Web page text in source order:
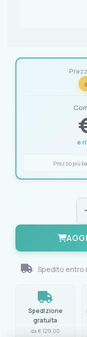
e
Prezzo più
Spedito entro
Spedizione
gratuita
da € 129,00